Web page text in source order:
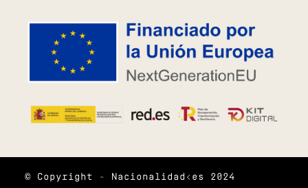
© Copyright - Nacionalidad<es 2024